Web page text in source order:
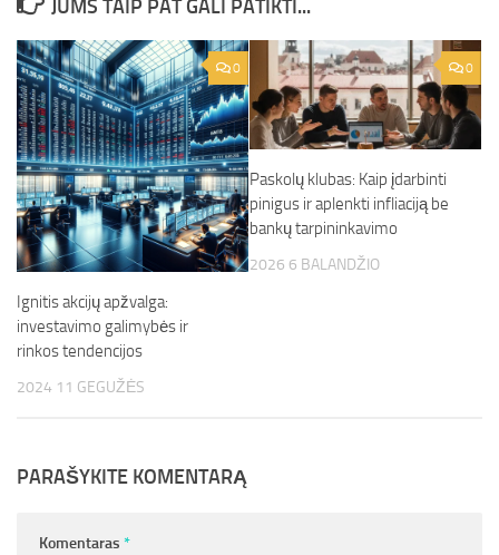
JUMS TAIP PAT GALI PATIKTI...
0
Ignitis akcijų apžvalga:
investavimo galimybės ir
rinkos tendencijos
2024 11 GEGUŽĖS
0
Paskolų klubas: Kaip įdarbinti
pinigus ir aplenkti infliaciją be
bankų tarpininkavimo
2026 6 BALANDŽIO
PARAŠYKITE KOMENTARĄ
Komentaras *